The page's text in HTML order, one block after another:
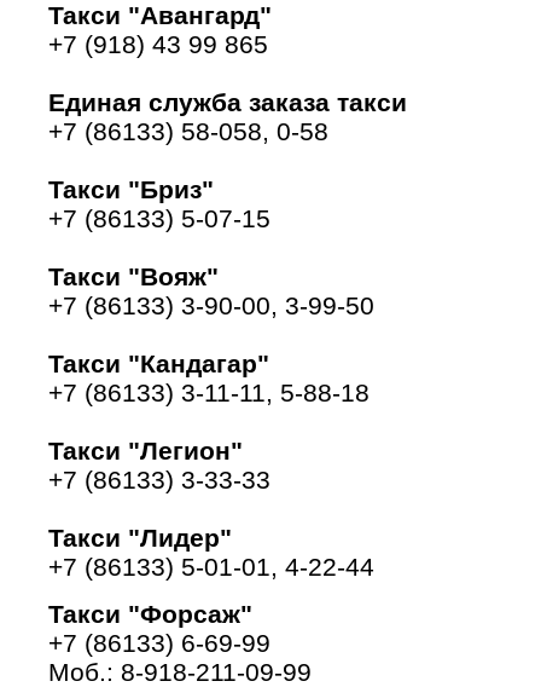
Такси "Авангард"
+7 (918) 43 99 865
Единая служба заказа такси
+7 (86133) 58-058, 0-58
Такси "Бриз"
+7 (86133) 5-07-15
Такси "Вояж"
+7 (86133) 3-90-00, 3-99-50
Такси "Кандагар"
+7 (86133) 3-11-11, 5-88-18
Такси "Легион"
+7 (86133) 3-33-33
Такси "Лидер"
+7 (86133) 5-01-01, 4-22-44
Такси "Форсаж"
+7 (86133) 6-69-99
Моб.: 8-918-211-09-99